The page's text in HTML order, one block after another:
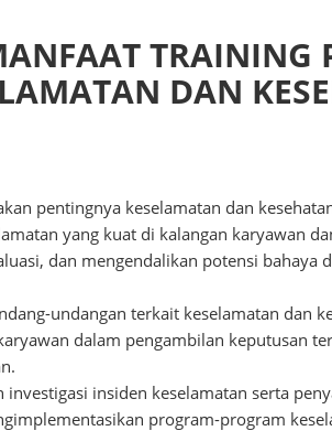
TRAINING
DAN
pentingnya keselamatan dan
yang kuat di kalangan karyawan
dan mengendalikan potensi bahaya
undangan terkait keselamatan dan
dalam pengambilan keputusan
insiden keselamatan serta
program-program